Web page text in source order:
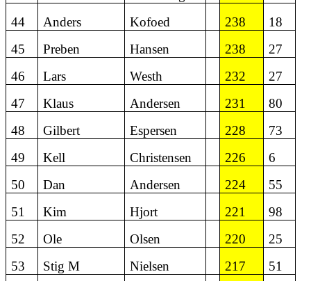
44
Anders Kofoed 238
18
45
Preben Hansen 238
27
46
Lars Westh 232
27
47
Klaus Andersen 231
80
48
Gilbert Espersen 228
73
49
Kell Christensen 226
6
50
Dan Andersen 224
55
51
Kim Hjort 221
98
52
Ole Olsen 220
25
53
Stig M Nielsen 217
51